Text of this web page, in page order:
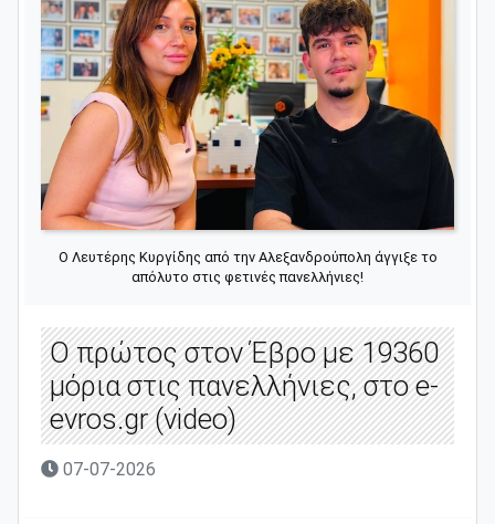
Ο Λευτέρης Κυργίδης από την Αλεξανδρούπολη άγγιξε το
απόλυτο στις φετινές πανελλήνιες!
Ο πρώτος στον Έβρο με 19360
μόρια στις πανελλήνιες, στο e-
evros.gr (video)
07-07-2026